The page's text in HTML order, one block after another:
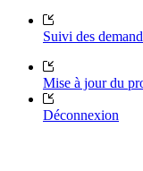
Suivi des
Mise à jour du
Déconnexion